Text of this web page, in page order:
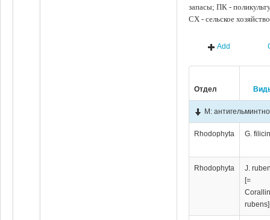
запасы; ПК -
СХ - сельское
Add
Отдел
М:
Rhodophyta G.
Rhodophyta
J.
[=
rubens]